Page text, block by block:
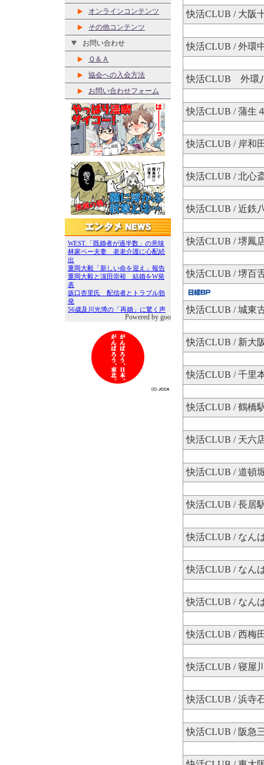
オンラインコンテンツ
その他コンテンツ
お問い合わせ
Ｑ＆Ａ
協会への入会方法
お問い合わせフォーム
Powered by goo
快活CLUB / 大阪
快活CLUB / 外環
快活CLUB 外環
快活CLUB / 蒲生
快活CLUB / 岸和
快活CLUB / 北心
快活CLUB / 近鉄
快活CLUB / 堺鳳
快活CLUB / 堺百
快活CLUB / 城東
快活CLUB / 新大
快活CLUB / 千里
快活CLUB / 鶴橋
快活CLUB / 天六
快活CLUB / 道頓
快活CLUB / 長居
快活CLUB / なん
快活CLUB / なん
快活CLUB / なん
快活CLUB / 西梅
快活CLUB / 寝屋
快活CLUB / 浜寺
快活CLUB / 阪急